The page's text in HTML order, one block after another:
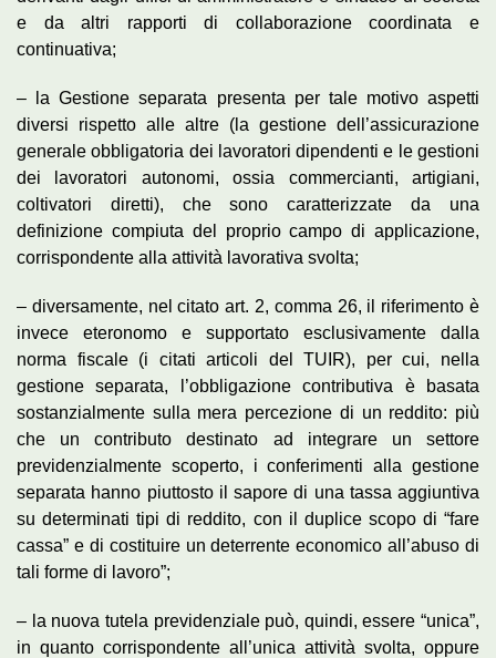
e da altri rapporti di collaborazione coordinata e
continuativa;
– la Gestione separata presenta per tale motivo aspetti
diversi rispetto alle altre (la gestione dell’assicurazione
generale obbligatoria dei lavoratori dipendenti e le gestioni
dei lavoratori autonomi, ossia commercianti, artigiani,
coltivatori diretti), che sono caratterizzate da una
definizione compiuta del proprio campo di applicazione,
corrispondente alla attività lavorativa svolta;
– diversamente, nel citato art. 2, comma 26, il riferimento è
invece eteronomo e supportato esclusivamente dalla
norma fiscale (i citati articoli del TUIR), per cui, nella
gestione separata, l’obbligazione contributiva è basata
sostanzialmente sulla mera percezione di un reddito: più
che un contributo destinato ad integrare un settore
previdenzialmente scoperto, i conferimenti alla gestione
separata hanno piuttosto il sapore di una tassa aggiuntiva
su determinati tipi di reddito, con il duplice scopo di “fare
cassa” e di costituire un deterrente economico all’abuso di
tali forme di lavoro”;
– la nuova tutela previdenziale può, quindi, essere “unica”,
in quanto corrispondente all’unica attività svolta, oppure